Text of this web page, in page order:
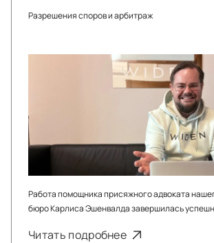
Разрешения споров и арбитраж
Работа помощника присяжного адвоката
бюро Карлиса Эшенвалда завершилась
Читать подробнее